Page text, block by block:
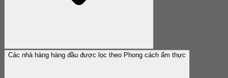
Các nhà hàng hàng đầu được lọc theo Phong cách ẩm thực